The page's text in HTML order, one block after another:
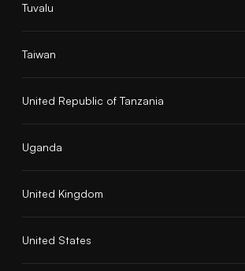
Tuvalu
Taiwan
United Republic of Tanzania
Uganda
United Kingdom
United States